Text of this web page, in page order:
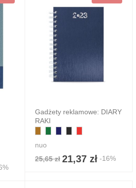
Gadżety reklamowe: DIARY
RAKI
nuo
25,65 zł 21,37 zł -16%